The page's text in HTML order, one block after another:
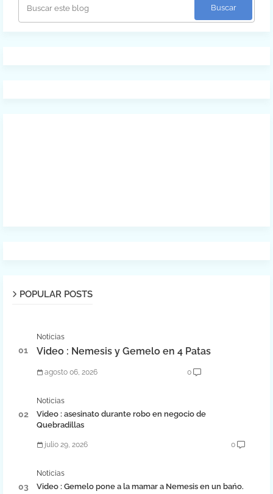
POPULAR POSTS
Noticias
Video : Nemesis y Gemelo en 4 Patas
agosto 06, 2026 0
Noticias
Video : asesinato durante robo en negocio de
Quebradillas
julio 29, 2026 0
Noticias
Video : Gemelo pone a la mamar a Nemesis en un bańo.